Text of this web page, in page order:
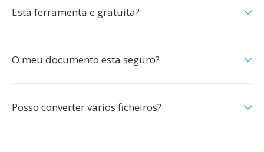
Esta ferramenta e gratuita?
O meu documento esta seguro?
Posso converter varios ficheiros?